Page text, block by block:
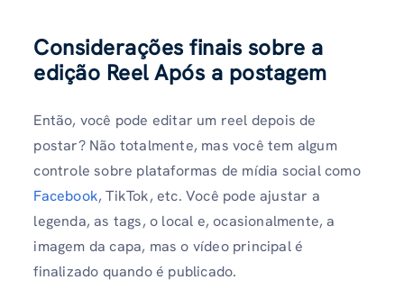
Considerações finais sobre a
edição Reel Após a postagem
Então, você pode editar um reel depois de
postar? Não totalmente, mas você tem algum
controle sobre plataformas de mídia social como
Facebook, TikTok, etc. Você pode ajustar a
legenda, as tags, o local e, ocasionalmente, a
imagem da capa, mas o vídeo principal é
finalizado quando é publicado.